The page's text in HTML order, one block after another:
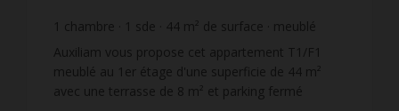
1 chambre 1 sde 44 m² de surface
meublé
13,64 €
Auxiliam vous propose cet appartement T1/F1
meublé au 1er étage d'une superficie de 44 m²
avec une terrasse de 8 m² et parking fermé